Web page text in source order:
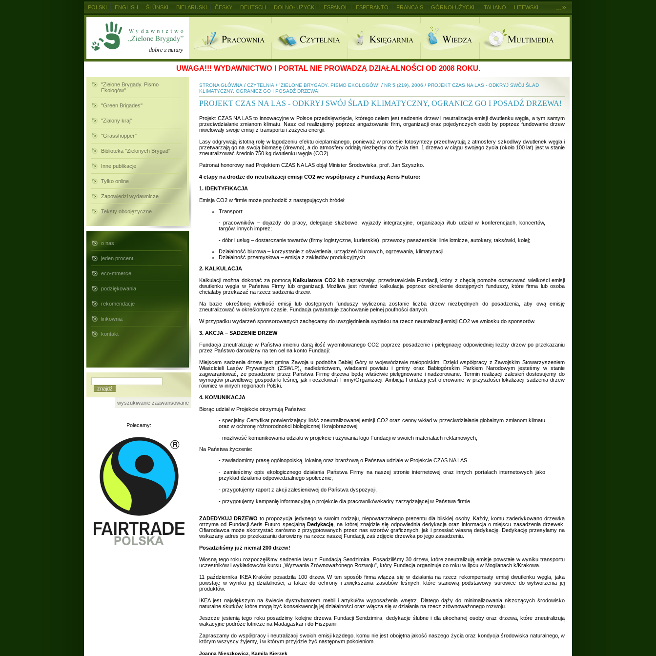
UWAGA!!! WYDAWNICTWO I PORTAL NIE PROWADZĄ DZIAŁALNOŚCI OD 2008 ROKU.
"Zielone Brygady. Pismo
Ekologów"
"Green Brigades"
"Zialony kraj"
"Grasshopper"
Biblioteka "Zielonych Brygad"
Inne publikacje
Tylko online
Zapowiedzi wydawnicze
Teksty obcojęzyczne
o nas
jeden procent
eco-mmerce
podziękowania
rekomendacje
linkownia
kontakt
wyszukiwanie zaawansowane
Polecamy:
STRONA GŁÓWNA / CZYTELNIA / "ZIELONE BRYGADY. PISMO EKOLOGÓW" / NR 5 (219), 2006 / PROJEKT CZAS NA LAS - ODKRYJ SWÓJ ŚLAD
KLIMATYCZNY, OGRANICZ GO I POSADŹ DRZEWA!
PROJEKT CZAS NA LAS - ODKRYJ SWÓJ ŚLAD KLIMATYCZNY, OGRANICZ GO I POSADŹ DRZEWA!
Projekt CZAS NA LAS to innowacyjne w Polsce przedsięwzięcie, którego celem jest sadzenie drzew i neutralizacja emisji dwutlenku węgla, a tym samym
przeciwdziałanie zmianom klimatu. Nasz cel realizujemy poprzez angażowanie firm, organizacji oraz pojedynczych osób by poprzez fundowanie drzew
niwelowały swoje emisji z transportu i zużycia energii.
Lasy odgrywają istotną rolę w łagodzeniu efektu cieplarnianego, ponieważ w procesie fotosyntezy przechwytują z atmosfery szkodliwy dwutlenek węgla i
przetwarzają go na swoją biomasę (drewno), a do atmosfery oddają niezbędny do życia tlen. 1 drzewo w ciągu swojego życia (około 100 lat) jest w stanie
zneutralizować średnio 750 kg dwutlenku węgla (CO2).
Patronat honorowy nad Projektem CZAS NA LAS objął Minister Środowiska, prof. Jan Szyszko.
4 etapy na drodze do neutralizacji emisji CO2 we współpracy z Fundacją Aeris Futuro:
1. IDENTYFIKACJA
Emisja CO2 w firmie może pochodzić z następujących źródeł:
Transport:
- pracowników – dojazdy do pracy, delegacje służbowe, wyjazdy integracyjne, organizacja i/lub udział w konferencjach, koncertów,
targów, innych imprez;
- dóbr i usług – dostarczanie towarów (firmy logistyczne, kurierskie), przewozy pasażerskie: linie lotnicze, autokary, taksówki, kolej;
Działalność biurowa – korzystanie z oświetlenia, urządzeń biurowych, ogrzewania, klimatyzacji
Działalność przemysłowa – emisja z zakładów produkcyjnych
2. KALKULACJA
Kalkulacji można dokonać za pomocąKalkulatora CO2lub zapraszając przedstawiciela Fundacji, który z chęcią pomoże oszacować wielkości emisji
dwutlenku węgla w Państwa Firmy lub organizacji. Możliwa jest również kalkulacja poprzez określenie dostępnych funduszy, które firma lub osoba
chciałaby przekazać na rzecz sadzenia drzew.
Na bazie określonej wielkość emisji lub dostępnych funduszy wyliczona zostanie liczba drzew niezbędnych do posadzenia, aby ową emisję
zneutralizować w określonym czasie. Fundacja gwarantuje zachowanie pełnej poufności danych.
W przypadku wydarzeń sponsorowanych zachęcamy do uwzględnienia wydatku na rzecz neutralizacji emisji CO2 we wniosku do sponsorów.
3. AKCJA – SADZENIE DRZEW
Fundacja zneutralizuje w Państwa imieniu daną ilość wyemitowanego CO2 poprzez posadzenie i pielęgnację odpowiedniej liczby drzew po przekazaniu
przez Państwo darowizny na ten cel na konto Fundacji:
Miejscem sadzenia drzew jest gmina Zawoja u podnóża Babiej Góry w województwie małopolskim. Dzięki współpracy z Zawojskim Stowarzyszeniem
Właścicieli Lasów Prywatnych (ZSWLP), nadleśnictwem, władzami powiatu i gminy oraz Babiogórskim Parkiem Narodowym jesteśmy w stanie
zagwarantować, że posadzone przez Państwa Firmę drzewa będą właściwie pielęgnowane i nadzorowane. Termin realizacji zalesień dostosujemy do
wymogów prawidłowej gospodarki leśnej, jak i oczekiwań Firmy/Organizacji. Ambicją Fundacji jest oferowanie w przyszłości lokalizacji sadzenia drzew
również w innych regionach Polski.
4. KOMUNIKACJA
Biorąc udział w Projekcie otrzymują Państwo:
- specjalny Certyfikat potwierdzający ilość zneutralizowanej emisji CO2 oraz cenny wkład w przeciwdziałanie globalnym zmianom klimatu
oraz w ochronę różnorodności biologicznej i krajobrazowej
- możliwość komunikowania udziału w projekcie i używania logo Fundacji w swoich materiałach reklamowych,
Na Państwa życzenie:
- zawiadomimy prasę ogólnopolską, lokalną oraz branżową o Państwa udziale w Projekcie CZAS NA LAS
- zamieścimy opis ekologicznego działania Państwa Firmy na naszej stronie internetowej oraz innych portalach internetowych jako
przykład działania odpowiedzialnego społecznie,
- przygotujemy raport z akcji zalesieniowej do Państwa dyspozycji,
- przygotujemy kampanię informacyjną o projekcie dla pracowników/kadry zarządzającej w Państwa firmie.
ZADEDYKUJ DRZEWOto propozycja jedynego w swoim rodzaju, niepowtarzalnego prezentu dla bliskiej osoby. Każdy, komu zadedykowano drzewka
otrzyma od Fundacji Aeris Futuro specjalną Dedykację , na której znajdzie się odpowiednia dedykacja oraz informacja o miejscu zasadzenia drzewek.
Ofiarodawca może skorzystać zarówno z przygotowanych przez nas wzorów graficznych, jak i przesłać własną dedykację. Dedykację przesyłamy na
wskazany adres po przekazaniu darowizny na rzecz naszej Fundacji, zaś zdjęcie drzewka po jego zasadzeniu.
Posadziliśmy już niemal 200 drzew!
Wiosną tego roku rozpoczęliśmy sadzenie lasu z Fundacją Sendzimira. Posadziliśmy 30 drzew, które zneutralizują emisje powstałe w wyniku transportu
uczestników i wykładowców kursu „Wyzwania Zrównoważonego Rozwoju”, który Fundacja organizuje co roku w lipcu w Mogilanach k/Krakowa.
11 października IKEA Kraków posadziła 100 drzew. W ten sposób firma włącza się w działania na rzecz rekompensaty emisji dwutlenku węgla, jaka
powstaje w wyniku jej działalności, a także do ochrony i zwiększania zasobów leśnych, które stanowią podstawowy surowiec do wytworzenia jej
produktów.
IKEA jest największym na świecie dystrybutorem mebli i artykułów wyposażenia wnętrz. Dlatego dąży do minimalizowania niszczących środowisko
naturalne skutków, które mogą być konsekwencją jej działalności oraz włącza się w działania na rzecz zrównoważonego rozwoju.
Jeszcze jesienią tego roku posadzimy kolejne drzewa Fundacji Sendzimira, dedykacje ślubne i dla ukochanej osoby oraz drzewa, które zneutralizują
wakacyjne podróże lotnicze na Madagaskar i do Hiszpanii.
Zapraszamy do współpracy i neutralizacji swoich emisji każdego, komu nie jest obojętna jakość naszego życia oraz kondycja środowiska naturalnego, w
którym wszyscy żyjemy, i w którym przyjdzie żyć następnym pokoleniom.
Joanna Mieszkowicz, Kamila Kierzek
...»
POLSKI ENGLISH ŚLŮNSKI BIELARUSKI ČESKY DEUTSCH DOLNOŁUŻYCKI ESPANOL ESPERANTO FRANCAIS GÓRNOŁUŻYCKI ITALIANO LITEWSKI